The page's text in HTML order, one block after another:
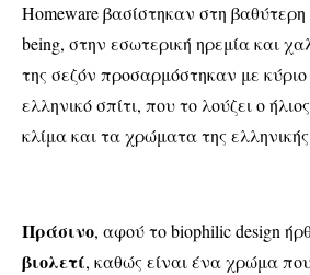
Homeware βασίστηκαν στη
being, στην εσωτερική ηρεμία και
της σεζόν προσαρμόστηκαν με
ελληνικό σπίτι, που το λούζει ο
κλίμα και τα χρώματα της
Πράσινο, αφού το biophilic design
βιολετί, καθώς είναι ένα χρώμα